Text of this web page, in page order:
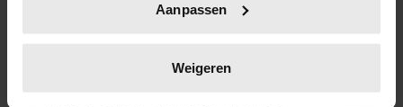
scannen op specifieke eigenschappen (fingerprinting)
verwerkt en stel uw voorkeuren in het
Aanpassen
Weigeren